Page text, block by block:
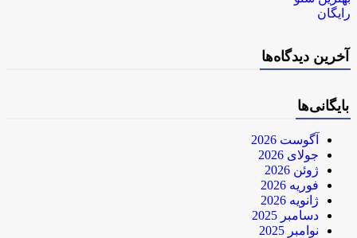
رایگان
آخرین دیدگاه‌ها
بایگانی‌ها
آگوست 2026
جولای 2026
ژوئن 2026
فوریه 2026
ژانویه 2026
دسامبر 2025
نوامبر 2025